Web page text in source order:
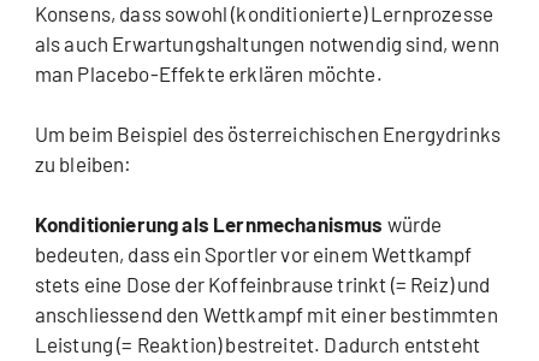
Konsens, dass sowohl (konditionierte) Lernprozesse
als auch Erwartungshaltungen notwendig sind, wenn
man Placebo-Effekte erklären möchte.
Um beim Beispiel des österreichischen Energydrinks
zu bleiben:
Konditionierung als Lernmechanismus würde
bedeuten, dass ein Sportler vor einem Wettkampf
stets eine Dose der Koffeinbrause trinkt (= Reiz) und
anschliessend den Wettkampf mit einer bestimmten
Leistung (= Reaktion) bestreitet. Dadurch entsteht